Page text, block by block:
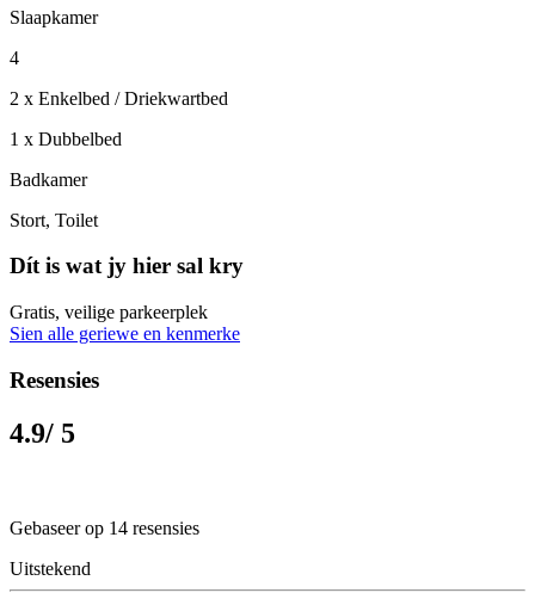
Slaapkamer
4
2 x Enkelbed / Driekwartbed
1 x Dubbelbed
Badkamer
Stort, Toilet
Dít is wat jy hier sal kry
Gratis, veilige parkeerplek
Sien alle geriewe en kenmerke
Resensies
4.9/ 5
Gebaseer op 14 resensies
Uitstekend